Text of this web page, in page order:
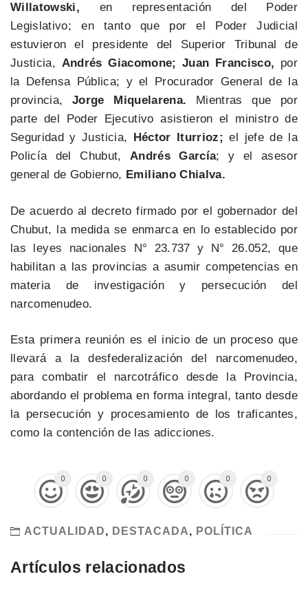
Willatowski, en representación del Poder
Legislativo; en tanto que por el Poder Judicial
estuvieron el presidente del Superior Tribunal de
Justicia, Andrés Giacomone; Juan Francisco, por
la Defensa Pública; y el Procurador General de la
provincia,Jorge Miquelarena. Mientras que por
parte del Poder Ejecutivo asistieron el ministro de
Seguridad y Justicia, Héctor Iturrioz; el jefe de la
Policía del Chubut, Andrés García; y el asesor
general de Gobierno, Emiliano Chialva.
De acuerdo al decreto firmado por el gobernador del
Chubut, la medida se enmarca en lo establecido por
las leyes nacionales N° 23.737 y N° 26.052, que
habilitan a las provincias a asumir competencias en
materia de investigación y persecución del
narcomenudeo.
Esta primera reunión es el inicio de un proceso que
llevará a la desfederalización del narcomenudeo,
para combatir el narcotráfico desde la Provincia,
abordando el problema en forma integral, tanto desde
la persecución y procesamiento de los traficantes,
como la contención de las adicciones.
0 0 0 0 0 0
ACTUALIDAD, DESTACADA, POLÍTICA
Artículos relacionados